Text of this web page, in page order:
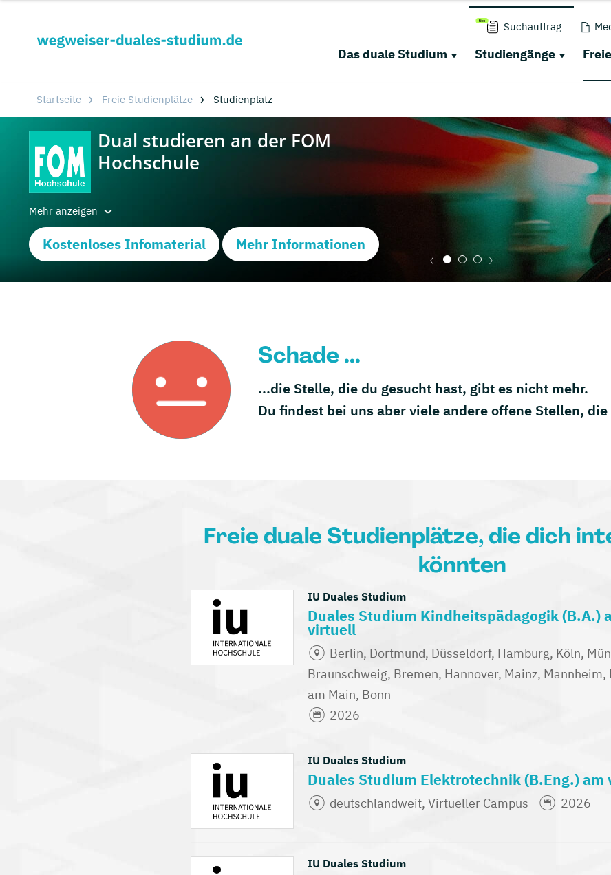
Suchauftrag
Das duale Studium Studiengänge
Startseite Freie Studienplätze Studienplatz
Mehr anzeigen
Kostenloses Infomaterial Mehr Informationen
Schade ...
...die Stelle, die du gesucht hast, gibt es nicht mehr.
Du findest bei uns aber viele andere offene Stellen,
Freie duale Studienplätze, die dich
könnten
IU Duales Studium
Duales Studium Kindheitspädagogik (B.A.)
virtuell
Berlin, Dortmund, Düsseldorf, Hamburg, Köln,
Braunschweig, Bremen, Hannover, Mainz,
am Main, Bonn
2026
IU Duales Studium
Duales Studium Elektrotechnik (B.Eng.) am
deutschlandweit, Virtueller Campus 2026
IU Duales Studium